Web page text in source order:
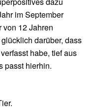
im September
von 12 Jahren
darüber, dass
habe, tief aus
passt hierhin.